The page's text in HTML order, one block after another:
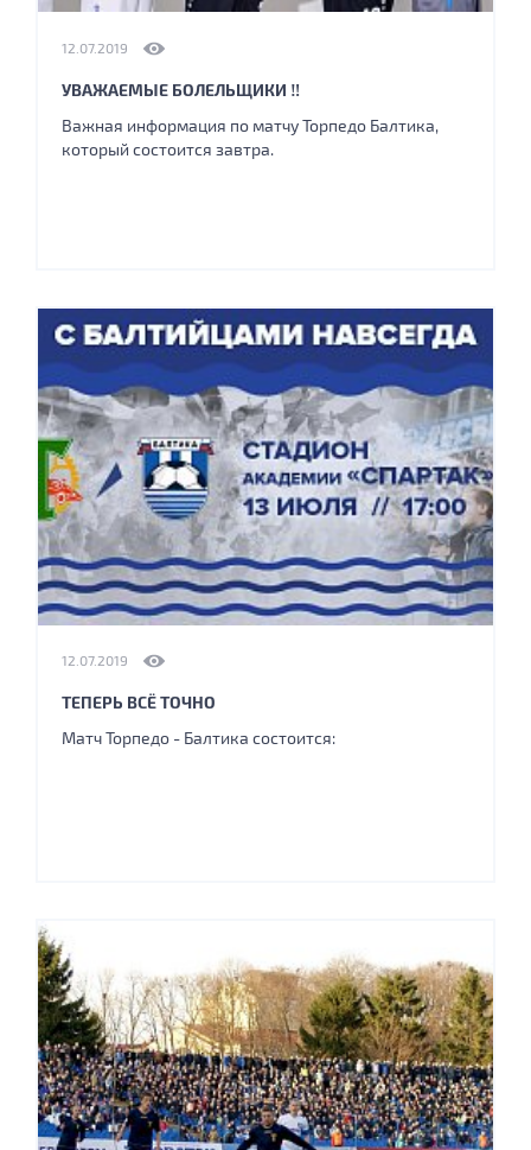
12.07.2019
УВАЖАЕМЫЕ БОЛЕЛЬЩИКИ ‼
Важная информация по матчу Торпедо Балтика,
который состоится завтра.
12.07.2019
ТЕПЕРЬ ВСЁ ТОЧНО
Матч Торпедо - Балтика состоится: